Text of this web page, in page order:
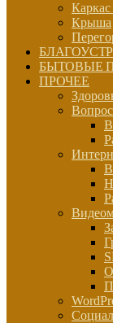
Крыша
БЫТОВЫЕ
ПРОЧЕЕ